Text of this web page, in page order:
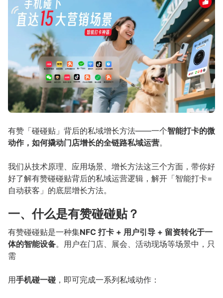
有赞「碰碰贴」背后的私域增长方法——一个智能打卡的微
动作，如何撬动门店增长的全链路私域运营。
我们从技术原理、应用场景、增长方法这三个方面，带你好
好了解有赞碰碰贴背后的私域运营逻辑，解开「智能打卡=
自动获客」的底层增长方法。
一、什么是有赞碰碰贴？
有赞碰碰贴是一种集NFC 打卡 + 用户引导 + 留资转化于一
体的智能设备。用户在门店、展会、活动现场等场景中，只
需
用手机碰一碰 ，即可完成一系列私域动作：